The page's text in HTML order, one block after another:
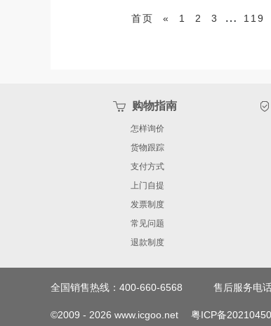
首页 « 1 2 3 … 119
购物指南
怎样询价
货物跟踪
支付方式
上门自提
发票制度
常见问题
退款制度
全国销售热线：400-660-6568 售后服务电
©2009 - 2026 www.icgoo.net 粤ICP备